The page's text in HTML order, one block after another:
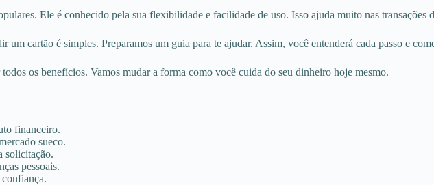
Ele é conhecido pela sua flexibilidade e facilidade de uso. Isso ajuda muito nas transações
um cartão é simples. Preparamos um guia para te ajudar. Assim, você entenderá cada passo e
os benefícios. Vamos mudar a forma como você cuida do seu dinheiro hoje mesmo.
financeiro.
sueco.
solicitação.
pessoais.